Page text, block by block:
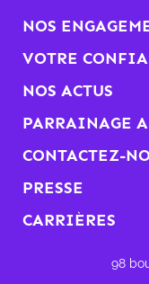
NOS
VOTRE
NOS ACTUS
PARRAINAGE
CONTACTEZ-
PRESSE
CARRIÈRES
98